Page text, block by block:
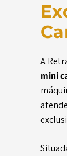
A
mini